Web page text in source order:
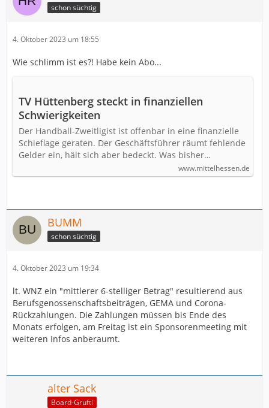
schon süchtig
4. Oktober 2023 um 18:55
Wie schlimm ist es?! Habe kein Abo...
TV Hüttenberg steckt in finanziellen
Schwierigkeiten
Der Handball-Zweitligist ist offenbar in eine finanzielle
Schieflage geraten. Der Geschäftsführer räumt fehlende
Gelder ein, hält sich aber bedeckt. Was bisher…
www.mittelhessen.de
BUMM
schon süchtig
4. Oktober 2023 um 19:34
lt. WNZ ein "mittlerer 6-stelliger Betrag" resultierend aus
Berufsgenossenschaftsbeiträgen, GEMA und Corona-
Rückzahlungen. Die Zahlungen müssen bis Ende des
Monats erfolgen, am Freitag ist ein Sponsorenmeeting mit
weiteren Infos anberaumt.
alter Sack
Board-Grufti